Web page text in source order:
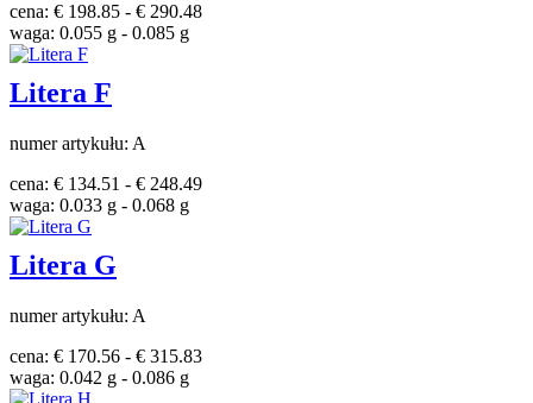
cena: € 198.85 - € 290.48
waga: 0.055 g - 0.085 g
Litera F
numer artykułu: A
cena: € 134.51 - € 248.49
waga: 0.033 g - 0.068 g
Litera G
numer artykułu: A
cena: € 170.56 - € 315.83
waga: 0.042 g - 0.086 g